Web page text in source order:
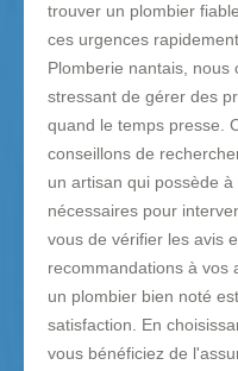
trouver un plombier
ces urgences
Plomberie nantais, nous
stressant de gérer des
quand le temps presse.
conseillons de
un artisan qui possède
nécessaires pour
vous de vérifier les avis
recommandations à vos
un plombier bien noté
satisfaction. En
vous bénéficiez de